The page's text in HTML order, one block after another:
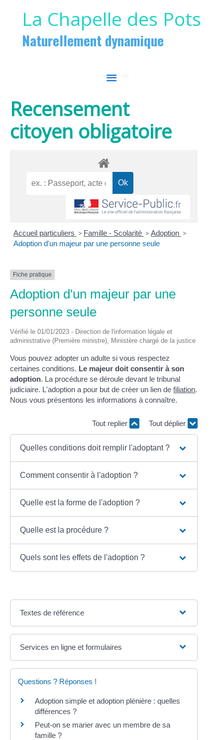
La Chapelle des Pots
Naturellement dynamique
MENU
PRINCIPAL
Recensement
citoyen obligatoire
Accueil particuliers > Famille - Scolarité > Adoption >
Adoption d'un majeur par une personne seule
Fiche pratique
Adoption d'un majeur par une
personne seule
Vérifié le 01/01/2023 - Direction de l'information légale et
administrative (Première ministre), Ministère chargé de la justice
Vous pouvez adopter un adulte si vous respectez
certaines conditions. Le majeur doit consentir à son
adoption. La procédure se déroule devant le tribunal
judiciaire. L'adoption a pour but de créer un lien defiliation.
Nous vous présentons les informations à connaître.
Tout replier Tout déplier
Quelles conditions doit remplir l'adoptant ?
Comment consentir à l'adoption ?
Quelle est la forme de l'adoption ?
Quelle est la procédure ?
Quels sont les effets de l'adoption ?
Textes de référence
Services en ligne et formulaires
Questions ? Réponses !
Adoption simple et adoption plénière : quelles
différences ?
Peut-on se marier avec un membre de sa
famille ?